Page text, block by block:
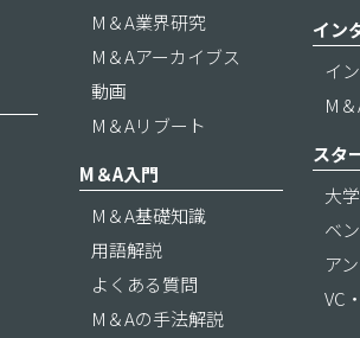
M＆A業界研究
M＆Aアーカイブス
動画
M＆Aリブート
M＆A入門
M＆A基礎知識
用語解説
よくある質問
M＆Aの手法解説
イン
イ
M
スタ
大
ベ
ア
VC